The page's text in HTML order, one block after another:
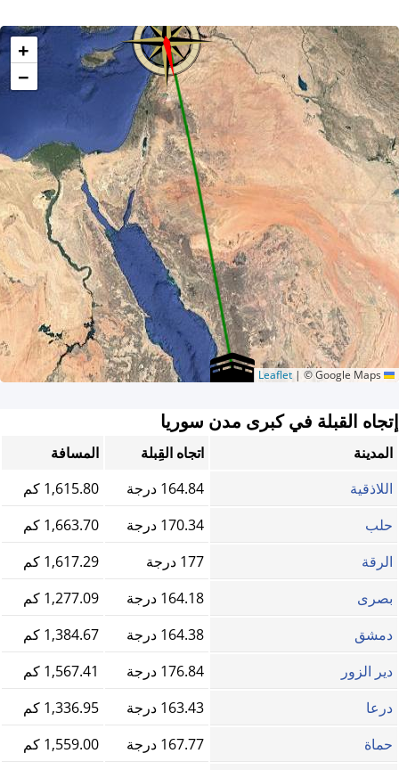
+
−
| © Google Maps
إتجاه القبلة في كبرى مدن سوريا
المدينة اتجاه القِبلة
المسافة
اللاذقية
164.84 درجة
1,615.80 كم
حلب
170.34 درجة
1,663.70 كم
الرقة
177 درجة
1,617.29 كم
بصرى
164.18 درجة
1,277.09 كم
دمشق
164.38 درجة
1,384.67 كم
دير الزور
176.84 درجة
1,567.41 كم
درعا
163.43 درجة
1,336.95 كم
حماة
167.77 درجة 1,559.00 كم